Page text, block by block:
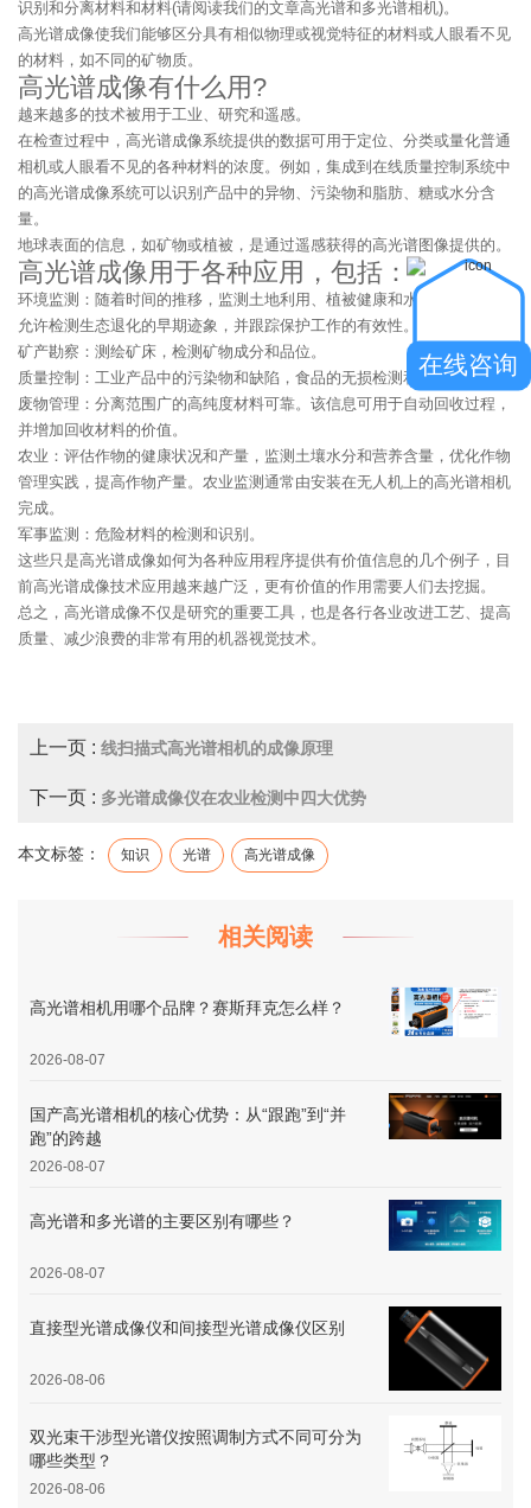
识别和分离材料和材料(请阅读我们的文章高光谱和多光谱相机)。
高光谱成像使我们能够区分具有相似物理或视觉特征的材料或人眼看不见
的材料，如不同的矿物质。
高光谱成像有什么用?
越来越多的技术被用于工业、研究和遥感。
在检查过程中，高光谱成像系统提供的数据可用于定位、分类或量化普通
相机或人眼看不见的各种材料的浓度。例如，集成到在线质量控制系统中
的高光谱成像系统可以识别产品中的异物、污染物和脂肪、糖或水分含
量。
地球表面的信息，如矿物或植被，是通过遥感获得的高光谱图像提供的。
高光谱成像用于各种应用，包括：
环境监测：随着时间的推移，监测土地利用、植被健康和水质的变化。这
允许检测生态退化的早期迹象，并跟踪保护工作的有效性。
矿产勘察：测绘矿床，检测矿物成分和品位。
质量控制：工业产品中的污染物和缺陷，食品的无损检测和分级。
废物管理：分离范围广的高纯度材料可靠。该信息可用于自动回收过程，
并增加回收材料的价值。
农业：评估作物的健康状况和产量，监测土壤水分和营养含量，优化作物
管理实践，提高作物产量。农业监测通常由安装在无人机上的高光谱相机
完成。
军事监测：危险材料的检测和识别。
这些只是高光谱成像如何为各种应用程序提供有价值信息的几个例子，目
前高光谱成像技术应用越来越广泛，更有价值的作用需要人们去挖掘。
总之，高光谱成像不仅是研究的重要工具，也是各行各业改进工艺、提高
质量、减少浪费的非常有用的机器视觉技术。
上一页 : 线扫描式高光谱相机的成像原理
下一页 : 多光谱成像仪在农业检测中四大优势
本文标签： 知识 光谱 高光谱成像
相关阅读
高光谱相机用哪个品牌？赛斯拜克怎么样？
2026-08-07
国产高光谱相机的核心优势：从“跟跑”到“并
跑”的跨越
2026-08-07
高光谱和多光谱的主要区别有哪些？
2026-08-07
直接型光谱成像仪和间接型光谱成像仪区别
2026-08-06
双光束干涉型光谱仪按照调制方式不同可分为
哪些类型？
2026-08-06
在线咨询